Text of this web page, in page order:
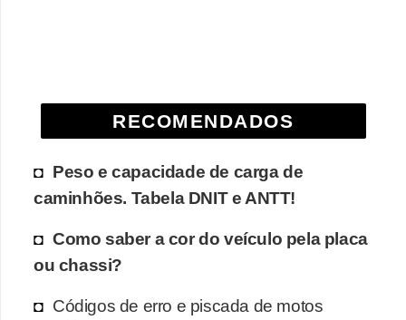
RECOMENDADOS
Peso e capacidade de carga de
caminhões. Tabela DNIT e ANTT!
Como saber a cor do veículo pela placa
ou chassi?
Códigos de erro e piscada de motos
f
o
a
d
C
o